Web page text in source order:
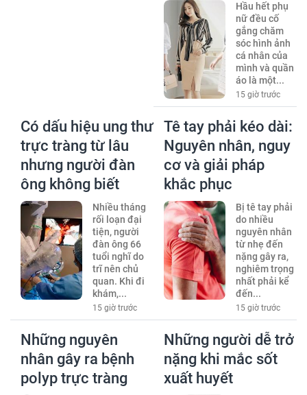
Hầu hết phụ
nữ đều cố
gắng chăm
sóc hình ảnh
cá nhân của
mình và quần
áo là một...
15 giờ trước
Có dấu hiệu ung thư
trực tràng từ lâu
nhưng người đàn
ông không biết
Nhiều tháng
rối loạn đại
tiện, người
đàn ông 66
tuổi nghĩ do
trĩ nên chủ
quan. Khi đi
khám,...
15 giờ trước
Tê tay phải kéo dài:
Nguyên nhân, nguy
cơ và giải pháp
khắc phục
Bị tê tay phải
do nhiều
nguyên nhân
từ nhẹ đến
nặng gây ra,
nghiêm trọng
nhất phải kể
đến...
15 giờ trước
Những nguyên
nhân gây ra bệnh
polyp trực tràng
Những người dễ trở
nặng khi mắc sốt
xuất huyết